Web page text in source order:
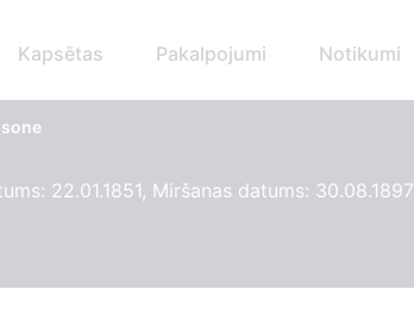
Kapsētas Pakalpojumi Notikumi
22.01.1851, Miršanas datums: 30.08.1897